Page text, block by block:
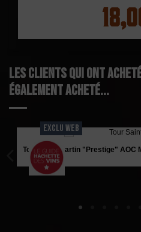
Les clients qui ont
également acheté...
EXCLU WEB
Tour Saint Martin "Prestige" AOC